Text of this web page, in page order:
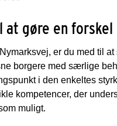
at gøre en forskel
er du med til at
borgere med særlige
i den enkeltes
kompetencer, der
muligt.